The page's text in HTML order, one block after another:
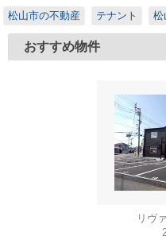
松山市の不動産
テナント 松
おすすめ物件
リヴ